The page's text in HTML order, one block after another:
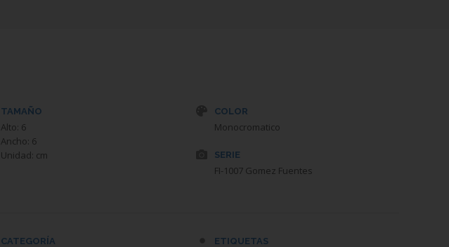
TAMAÑO
Alto: 6
Ancho: 6
Unidad: cm
COLOR
Monocromatico
SERIE
FI-1007 Gomez Fuentes
CATEGORÍA ETIQUETAS